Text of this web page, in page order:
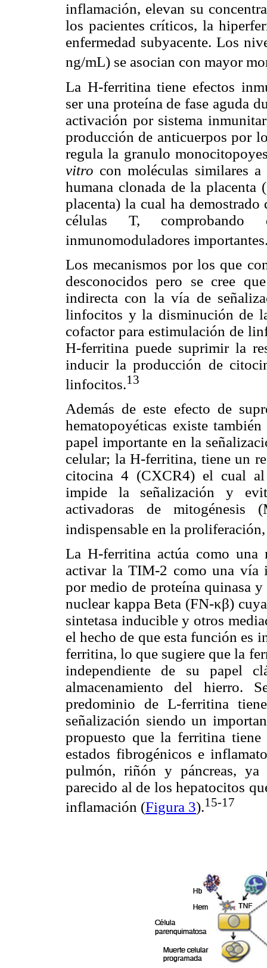
inflamación, elevan su
los pacientes críticos, la
enfermedad subyacente. Los
ng/mL) se asocian con mayor
La H-ferritina tiene efectos
ser una proteína de fase aguda
activación por sistema
producción de anticuerpos por
regula la granulo
vitro con moléculas similares
humana clonada de la
placenta) la cual ha
células T,
inmunomoduladores
Los mecanismos por los que
desconocidos pero se cree
indirecta con la vía de
linfocitos y la disminución de
cofactor para estimulación de
H-ferritina puede suprimir la
inducir la producción de
linfocitos.13
Además de este efecto de
hematopoyéticas existe
papel importante en la
celular; la H-ferritina, tiene un
citocina 4 (CXCR4) el cual
impide la señalización y
activadoras de
indispensable en la
La H-ferritina actúa como una
activar la TIM-2 como una vía
por medio de proteína quinasa
nuclear kappa Beta (FN-κβ)
sintetasa inducible y otros
el hecho de que esta función es
ferritina, lo que sugiere que la
independiente de su papel
almacenamiento del hierro.
predominio de L-ferritina
señalización siendo un
propuesto que la ferritina
estados fibrogénicos e
pulmón, riñón y páncreas,
parecido al de los hepatocitos
inflamación (Figura 3).15-17